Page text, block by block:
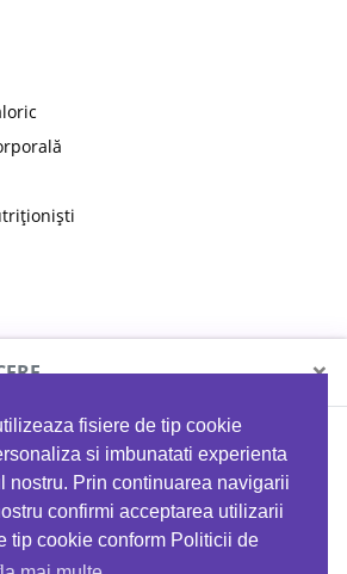
fisiere de tip cookie
si imbunatati experienta
nostru. Prin continuarea navigarii
confirmi acceptarea utilizarii
tip cookie conform Politicii de
×
orice comandă folosind codul
EATTRACK